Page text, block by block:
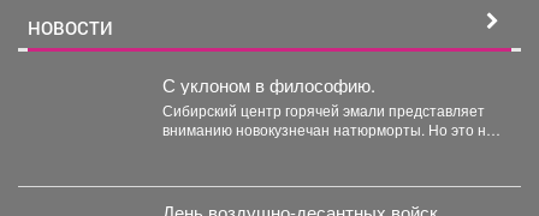
НОВОСТИ
С уклоном в философию.
Сибирский центр горячей эмали представляет
вниманию новокузнечан натюрморты. Но это не